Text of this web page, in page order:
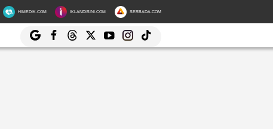
HIMEDIK.COM IKLANDISINI.COM SERBADA.COM